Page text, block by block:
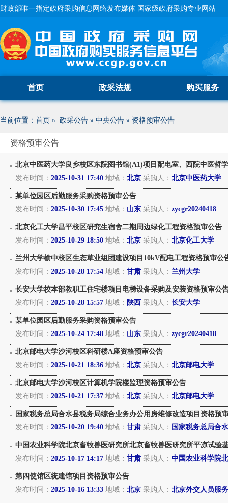
财政部唯一指定政府采购信息网络发布媒体 国家级政府采购专业网站
首页 政采法规 购买服务
当前位置： 首页 » 政采公告 » 中央公告 » 资格预审公告
资格预审公告
北京中医药大学良乡校区东院图书馆(A1)项目配电室、西院中医哲
发布时间： 2025-10-31 17:40 地域： 北京 采购人： 北京中医药大学
某单位园区后勤服务采购资格预审公告
发布时间： 2025-10-30 17:45 地域： 山东 采购人： zycgr20240418
北京化工大学昌平校区研究生宿舍二期周边绿化工程资格预审公告
发布时间： 2025-10-29 18:50 地域： 北京 采购人： 北京化工大学
兰州大学榆中校区生态草业组团建设项目10kV配电工程资格预审公
发布时间： 2025-10-28 17:54 地域： 甘肃 采购人： 兰州大学
长安大学校本部教职工住宅楼项目电梯设备采购及安装资格预审公
发布时间： 2025-10-28 15:57 地域： 陕西 采购人： 长安大学
某单位园区后勤服务采购资格预审公告
发布时间： 2025-10-24 17:48 地域： 山东 采购人： zycgr20240418
北京邮电大学沙河校区科研楼A座资格预审公告
发布时间： 2025-10-21 18:36 地域： 北京 采购人： 北京邮电大学
北京邮电大学沙河校区计算机学院楼监理资格预审公告
发布时间： 2025-10-21 17:37 地域： 北京 采购人： 北京邮电大学
国家税务总局合水县税务局综合业务办公用房维修改造项目资格预
发布时间： 2025-10-20 19:40 地域： 甘肃 采购人： 国家税务总局合
中国农业科学院北京畜牧兽医研究所北京畜牧兽医研究所平凉试验
发布时间： 2025-10-17 14:17 地域： 甘肃 采购人： 中国农业科学院
第四使馆区统建馆项目资格预审公告
发布时间： 2025-10-16 13:33 地域： 北京 采购人： 北京外交人员服